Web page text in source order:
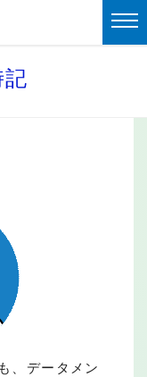
、データメン